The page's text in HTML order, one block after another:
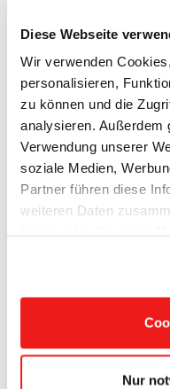
Diese Webseite
Wir verwenden
personalisieren,
zu können und die
analysieren. Außerdem
Verwendung unserer
soziale Medien,
Partner führen diese
weiteren Daten
Nur
Hafenparks in
Die SPD fordert
Spielflächen im
22.00 Uhr zu
öffentliche
Das